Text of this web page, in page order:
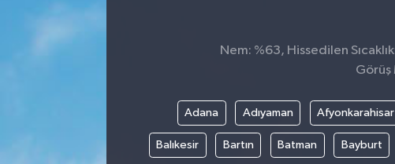
Nem: %63, Hissedilen
Görüş
Adana Adıyaman Afyonkarahisar
Balıkesir Bartın Batman Bayburt
BİLİM VE TEKNOLOJİ